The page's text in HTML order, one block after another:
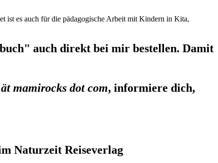
ist es auch für die pädagogische Arbeit mit Kindern in Kita,
auch direkt bei mir bestellen. Damit
mamirocks dot com, informiere dich,
Naturzeit Reiseverlag